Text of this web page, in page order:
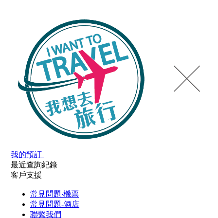
我的預訂
最近查詢紀錄
客戶支援
常見問題‧機票
常見問題-酒店
聯繫我們